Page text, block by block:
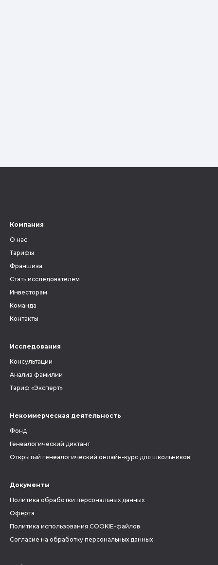
Компания
О нас
Тарифы
Франшиза
Стать исследователем
Инвесторам
Команда
Контакты
Исследования
Консультации
Анализ фамилии
Тариф «Эксперт»
Некоммерческая деятельность
Фонд
Генеалогический диктант
Открытый генеалогический онлайн-курс для школьников
Документы
Политика обработки персональных данных
Оферта
Политика использования COOKIE-файлов
Согласие на обработку персональных данных